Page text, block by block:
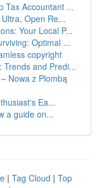
Tax Accountant ...
Open Re...
Your Local P...
Optimal ...
copyright
and Predi...
Nowa z Plombą
Ea...
a guide on...
| Tag Cloud | Top